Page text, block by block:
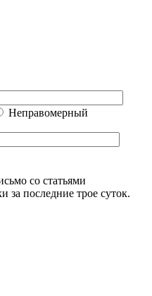
Неправомерный
со статьями
последние трое суток.